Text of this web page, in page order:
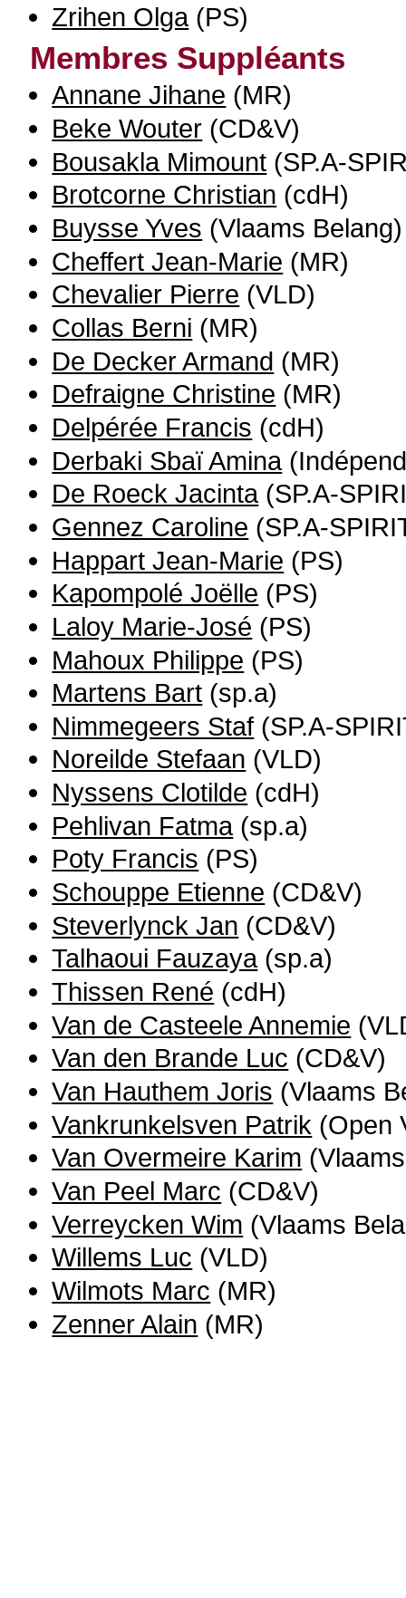
Zrihen Olga(PS)
Membres Suppléants
Annane Jihane (MR)
Beke Wouter (CD&V)
Bousakla Mimount (SP.A-
Brotcorne Christian (cdH)
Buysse Yves (Vlaams Belang)
Cheffert Jean-Marie (MR)
Chevalier Pierre (VLD)
Collas Berni (MR)
De Decker Armand (MR)
Defraigne Christine (MR)
Delpérée Francis (cdH)
Derbaki Sbaï Amina
De Roeck Jacinta(SP.A-
Gennez Caroline (SP.A-
Happart Jean-Marie (PS)
Kapompolé Joëlle (PS)
Laloy Marie-José (PS)
Mahoux Philippe (PS)
Martens Bart (sp.a)
Nimmegeers Staf(SP.A-
Noreilde Stefaan (VLD)
Nyssens Clotilde (cdH)
Pehlivan Fatma(sp.a)
Poty Francis (PS)
Schouppe Etienne (CD&V)
Steverlynck Jan (CD&V)
Talhaoui Fauzaya(sp.a)
Thissen René (cdH)
Van de Casteele Annemie
Van den Brande Luc (CD&V)
Van Hauthem Joris (Vlaams
Vankrunkelsven Patrik (Open
Van Overmeire Karim
Van Peel Marc (CD&V)
Verreycken Wim (Vlaams
Willems Luc (VLD)
Wilmots Marc (MR)
Zenner Alain (MR)